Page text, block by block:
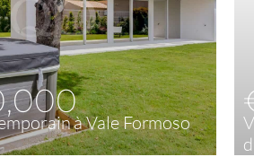
à Vale Formoso